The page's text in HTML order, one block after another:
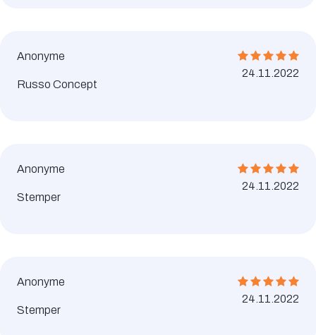
Anonyme
Russo Concept
24.11.2022
Anonyme
Stemper
24.11.2022
Anonyme
Stemper
24.11.2022